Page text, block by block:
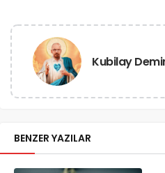
Kubilay
BENZER YAZILAR